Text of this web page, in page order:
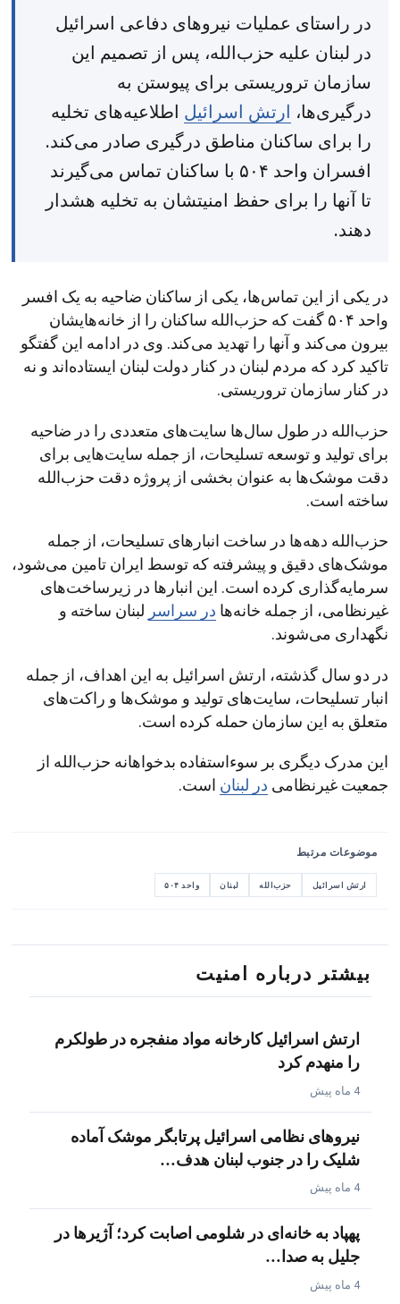
در راستای عملیات نیروهای دفاعی اسرائیل
در لبنان علیه حزب‌الله، پس از تصمیم این
سازمان تروریستی برای پیوستن به
درگیری‌ها،
ارتش اسرائیل اطلاعیه‌های تخلیه
را برای ساکنان مناطق درگیری صادر می‌کند.
افسران واحد ۵۰۴ با ساکنان تماس می‌گیرند
تا آنها را برای حفظ امنیتشان به تخلیه هشدار
دهند.
در یکی از این تماس‌ها، یکی از ساکنان ضاحیه به یک افسر
واحد ۵۰۴ گفت که حزب‌الله ساکنان را از خانه‌هایشان
بیرون می‌کند و آنها را تهدید می‌کند. وی در ادامه این گفتگو
تاکید کرد که مردم لبنان در کنار دولت لبنان ایستاده‌اند و نه
در کنار سازمان تروریستی.
حزب‌الله در طول سال‌ها سایت‌های متعددی را در ضاحیه
برای تولید و توسعه تسلیحات، از جمله سایت‌هایی برای
دقت موشک‌ها به عنوان بخشی از پروژه دقت حزب‌الله
ساخته است.
حزب‌الله دهه‌ها در ساخت انبارهای تسلیحات، از جمله
موشک‌های دقیق و پیشرفته که توسط ایران تامین می‌شود،
سرمایه‌گذاری کرده است. این انبارها در زیرساخت‌های
غیرنظامی، از جمله خانه‌ها در سراسر لبنان ساخته و
نگهداری می‌شوند.
در دو سال گذشته، ارتش اسرائیل به این اهداف، از جمله
انبار تسلیحات، سایت‌های تولید و موشک‌ها و راکت‌های
متعلق به این سازمان حمله کرده است.
این مدرک دیگری بر سوءاستفاده بدخواهانه حزب‌الله از
جمعیت غیرنظامی در لبنان است.
موضوعات مرتبط
ارتش اسرائیل حزب‌الله لبنان واحد ۵۰۴
بیشتر درباره امنیت
ارتش اسرائیل کارخانه مواد منفجره در طولکرم
را منهدم کرد
4 ماه پیش
نیروهای نظامی اسرائیل پرتابگر موشک آماده
شلیک را در جنوب لبنان هدف…
4 ماه پیش
پهپاد به خانه‌ای در شلومی اصابت کرد؛ آژیرها در
جلیل به صدا…
4 ماه پیش